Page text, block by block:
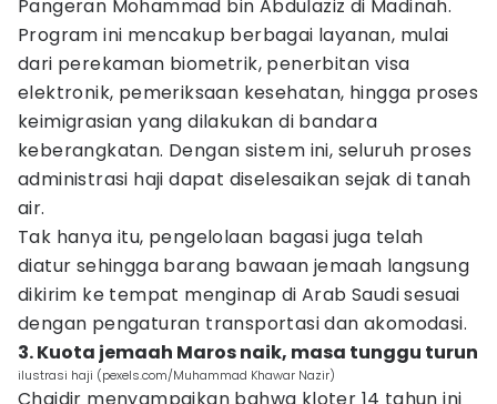
Pangeran Mohammad bin Abdulaziz di Madinah.
Program ini mencakup berbagai layanan, mulai
dari perekaman biometrik, penerbitan visa
elektronik, pemeriksaan kesehatan, hingga proses
keimigrasian yang dilakukan di bandara
keberangkatan. Dengan sistem ini, seluruh proses
administrasi haji dapat diselesaikan sejak di tanah
air.
Tak hanya itu, pengelolaan bagasi juga telah
diatur sehingga barang bawaan jemaah langsung
dikirim ke tempat menginap di Arab Saudi sesuai
dengan pengaturan transportasi dan akomodasi.
3. Kuota jemaah Maros naik, masa tunggu turun
ilustrasi haji (pexels.com/Muhammad Khawar Nazir)